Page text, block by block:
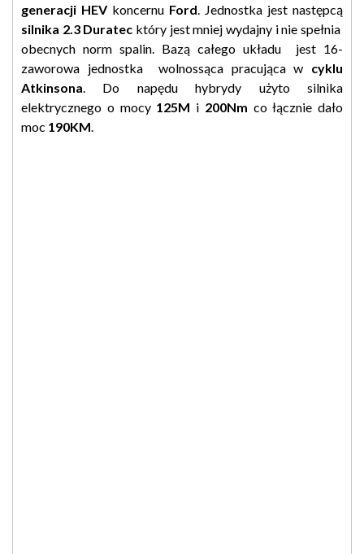
generacji HEVkoncernu Ford. Jednostka jest następcą
silnika 2.3 Duratec który jest mniej wydajny i nie spełnia
obecnych norm spalin. Bazą całego układu jest 16-
zaworowa jednostka wolnossąca pracująca w cyklu
Atkinsona. Do napędu hybrydy użyto silnika
elektrycznego o mocy 125M i 200Nm co łącznie dało
moc 190KM.